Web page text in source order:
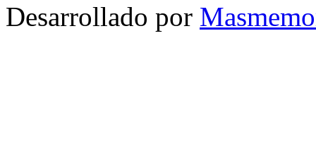
Desarrollado por